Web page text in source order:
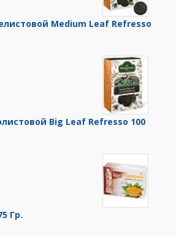
Medium Leaf Refresso
Big Leaf Refresso 100
Гр.